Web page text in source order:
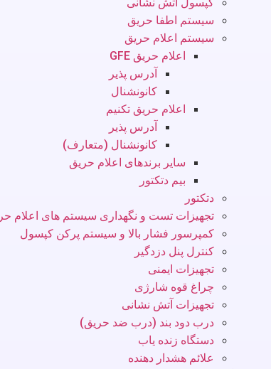
سیستم اطفا حریق
سیستم اعلام حریق
اعلام حریق GFE
آدرس پذیر
کانونشنال
اعلام حریق تکنیم
آدرس پذیر
کانونشنال (متعارف)
سایر برندهای اعلام حریق
بیم دتکتور
دتکتور
تجهیزات تست و نگهداری سیستم های اعلام
کمپرسور فشار بالا و سیستم پرکن کپسول
کنترل پنل دزدگیر
تجهیزات ایمنی
چراغ قوه شارژی
تجهیزات آتش نشانی
درب دود بند (درب ضد حریق)
دستگاه زنده یاب
علائم هشدار دهنده